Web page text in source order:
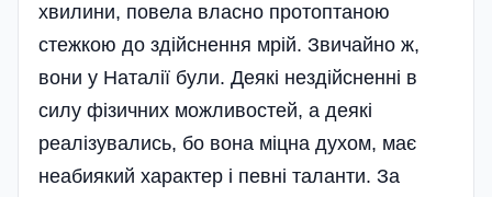
хвилини, повела власно протоптаною
стежкою до здійснення мрій. Звичайно ж,
вони у Наталії були. Деякі нездійсненні в
силу фізичних можливостей, а деякі
реалізувались, бо вона міцна духом, має
неабиякий характер і певні таланти. За